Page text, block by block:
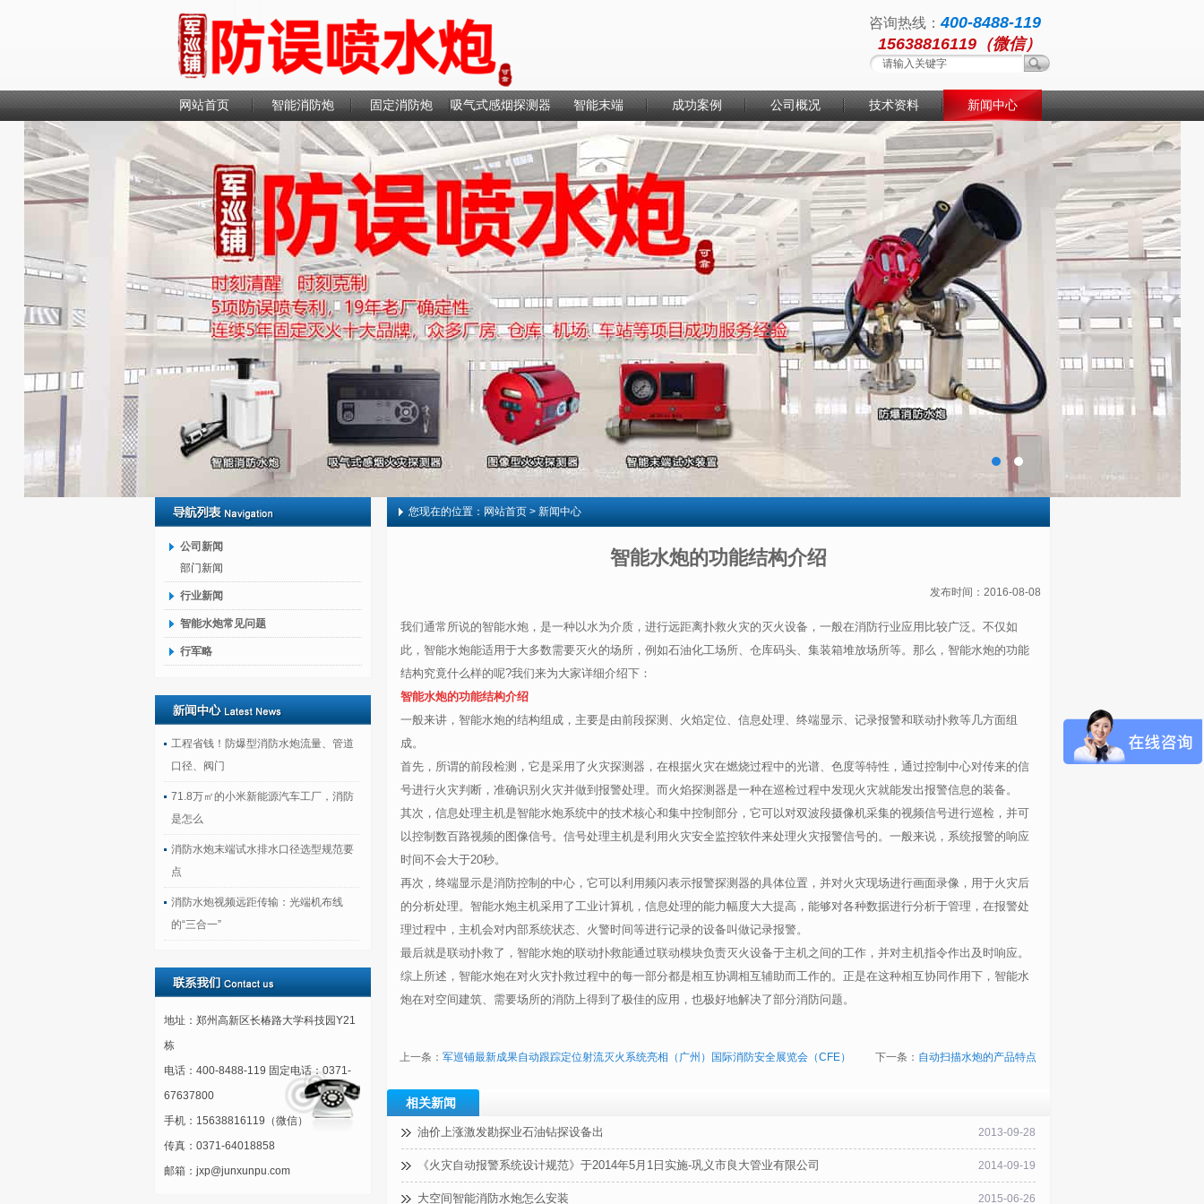
咨询热线：400-8488-119
15638816119（微信）
网站首页 智能消防炮 固定消防炮 吸气式感烟探测器 智能末端 成功案例 公司概况 技术资料 新闻中心
联系我们
公司新闻
部门新闻
行业新闻
智能水炮常见问题
行军略
工程省钱！防爆型消防水炮流量、管道
口径、阀门
71.8万㎡的小米新能源汽车工厂，消防
是怎么
消防水炮末端试水排水口径选型规范要
点
消防水炮视频远距传输：光端机布线
的“三合一”
地址：郑州高新区长椿路大学科技园Y21
栋
电话：400-8488-119 固定电话：0371-
67637800
手机：15638816119（微信）
传真：0371-64018858
邮箱：jxp@junxunpu.com
您现在的位置： 网站首页> 新闻中心
智能水炮的功能结构介绍
发布时间：2016-08-08
我们通常所说的智能水炮，是一种以水为介质，进行远距离扑救火灾的灭火设备，一般在消防行业应用比较广泛。不仅如
此，智能水炮能适用于大多数需要灭火的场所，例如石油化工场所、仓库码头、集装箱堆放场所等。那么，智能水炮的功能
结构究竟什么样的呢?我们来为大家详细介绍下：
智能水炮的功能结构介绍
一般来讲，智能水炮的结构组成，主要是由前段探测、火焰定位、信息处理、终端显示、记录报警和联动扑救等几方面组
成。
首先，所谓的前段检测，它是采用了火灾探测器，在根据火灾在燃烧过程中的光谱、色度等特性，通过控制中心对传来的信
号进行火灾判断，准确识别火灾并做到报警处理。而火焰探测器是一种在巡检过程中发现火灾就能发出报警信息的装备。
其次，信息处理主机是智能水炮系统中的技术核心和集中控制部分，它可以对双波段摄像机采集的视频信号进行巡检，并可
以控制数百路视频的图像信号。信号处理主机是利用火灾安全监控软件来处理火灾报警信号的。一般来说，系统报警的响应
时间不会大于20秒。
再次，终端显示是消防控制的中心，它可以利用频闪表示报警探测器的具体位置，并对火灾现场进行画面录像，用于火灾后
的分析处理。智能水炮主机采用了工业计算机，信息处理的能力幅度大大提高，能够对各种数据进行分析于管理，在报警处
理过程中，主机会对内部系统状态、火警时间等进行记录的设备叫做记录报警。
最后就是联动扑救了，智能水炮的联动扑救能通过联动模块负责灭火设备于主机之间的工作，并对主机指令作出及时响应。
综上所述，智能水炮在对火灾扑救过程中的每一部分都是相互协调相互辅助而工作的。正是在这种相互协同作用下，智能水
炮在对空间建筑、需要场所的消防上得到了极佳的应用，也极好地解决了部分消防问题。
上一条： 军巡铺最新成果自动跟踪定位射流灭火系统亮相（广州）国际消防安全展览会（CFE） 下一条： 自动扫描水炮的产品特点
相关新闻
2013-09-28
油价上涨激发勘探业石油钻探设备出
2014-09-19
《火灾自动报警系统设计规范》于2014年5月1日实施-巩义市良大管业有限公司
2015-06-26
大空间智能消防水炮怎么安装